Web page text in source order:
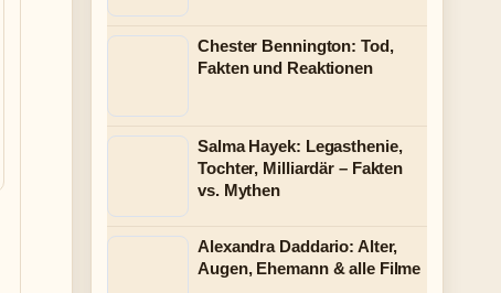
Chester Bennington: Tod,
Fakten und Reaktionen
Salma Hayek: Legasthenie,
Tochter, Milliardär – Fakten
vs. Mythen
Alexandra Daddario: Alter,
Augen, Ehemann & alle Filme